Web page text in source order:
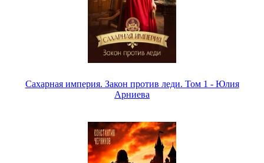
Сахарная империя. Закон против леди. Том 1 - Юлия
Арниева